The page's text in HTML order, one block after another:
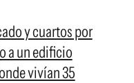
y cuartos por
a un edificio
vivían 35